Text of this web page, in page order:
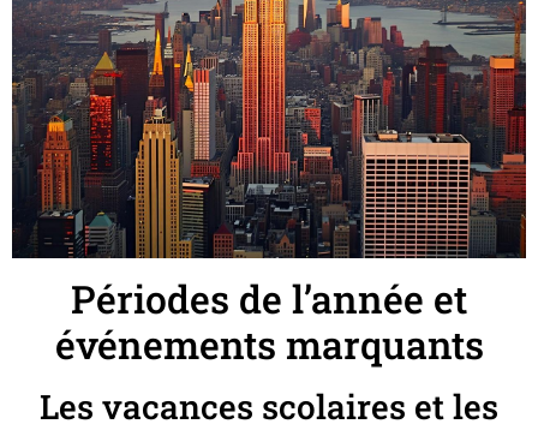
Périodes de l’année et
événements marquants
Les vacances scolaires et les